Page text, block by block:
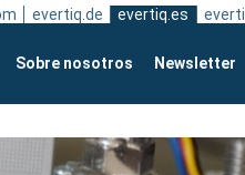
evertiq.de evertiq.es
Sobre nosotros Newsletter